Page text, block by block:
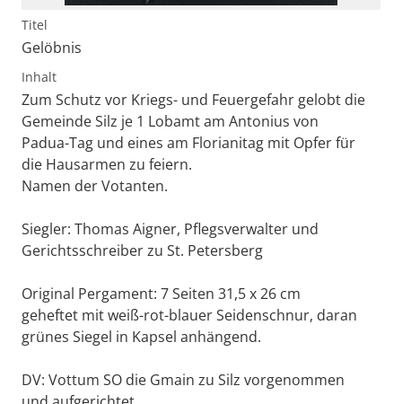
Titel
Gelöbnis
Inhalt
Zum Schutz vor Kriegs- und Feuergefahr gelobt die
Gemeinde Silz je 1 Lobamt am Antonius von
Padua-Tag und eines am Florianitag mit Opfer für
die Hausarmen zu feiern.
Namen der Votanten.
Siegler: Thomas Aigner, Pflegsverwalter und
Gerichtsschreiber zu St. Petersberg
Original Pergament: 7 Seiten 31,5 x 26 cm
geheftet mit weiß-rot-blauer Seidenschnur, daran
grünes Siegel in Kapsel anhängend.
DV: Vottum SO die Gmain zu Silz vorgenommen